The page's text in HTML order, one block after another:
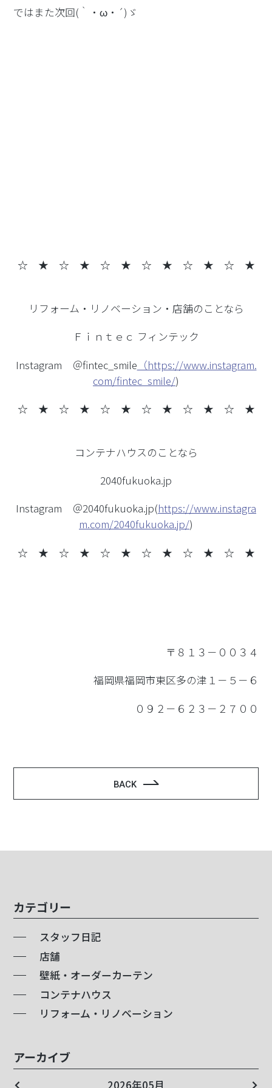
ではまた次回(｀・ω・´)ゞ
☆ ★ ☆ ★ ☆ ★ ☆ ★ ☆ ★ ☆ ★
リフォーム・リノベーション・店舗のことなら
Ｆｉｎｔｅｃ フィンテック
Instagram ＠fintec_smile （https://www.instagram.
com/fintec_smile/)
☆ ★ ☆ ★ ☆ ★ ☆ ★ ☆ ★ ☆ ★
コンテナハウスのことなら
2040fukuoka.jp
Instagram ＠2040fukuoka.jp(https://www.instagra
m.com/2040fukuoka.jp/)
☆ ★ ☆ ★ ☆ ★ ☆ ★ ☆ ★ ☆ ★
〒８１３－００３４
福岡県福岡市東区多の津１－５－６
０９２－６２３－２７００
BACK
カテゴリー
スタッフ日記
店舗
壁紙・オーダーカーテン
コンテナハウス
リフォーム・リノベーション
アーカイブ
2026年05月